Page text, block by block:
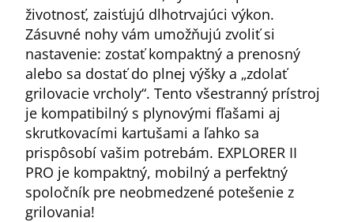
životnosť, zaisťujú dlhotrvajúci výkon.
Zásuvné nohy vám umožňujú zvoliť si
nastavenie: zostať kompaktný a prenosný
alebo sa dostať do plnej výšky a „zdolať
grilovacie vrcholy“. Tento všestranný prístroj
je kompatibilný s plynovými fľašami aj
skrutkovacími kartušami a ľahko sa
prispôsobí vašim potrebám. EXPLORER II
PRO je kompaktný, mobilný a perfektný
spoločník pre neobmedzené potešenie z
grilovania!